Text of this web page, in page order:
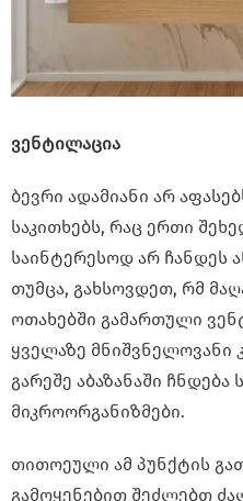
ვენტილაცია
ბევრი ადამიანი არ
საკითხებს, რაც ერთი
საინტერესოდ არ ჩანდეს
თუმცა, გახსოვდეთ, რმ
ოთახებში გამართული
ყველაზე მნიშვნელოვანი
გარეშე აბაზანაში ჩნდება
მიკროორგანიზმები.
თითოეული ამ პუნქტის
გამოყენებით შეძლებთ